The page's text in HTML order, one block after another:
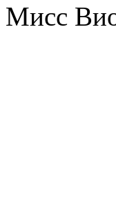
Мисс